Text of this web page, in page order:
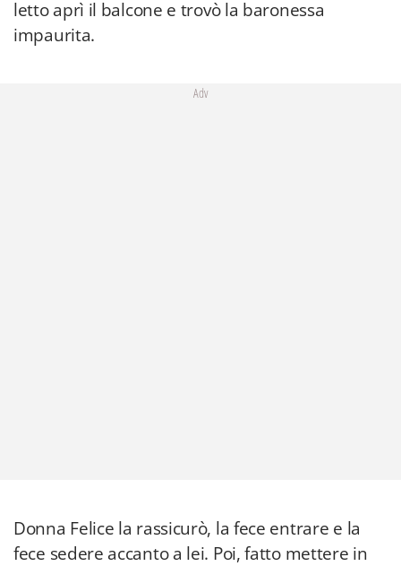
letto aprì il balcone e trovò la baronessa
impaurita.
Adv
Donna Felice la rassicurò, la fece entrare e la
fece sedere accanto a lei. Poi, fatto mettere in